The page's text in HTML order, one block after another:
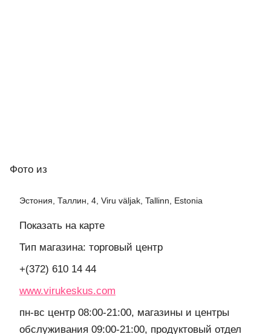
Фото из
Эстония, Таллин, 4, Viru väljak, Tallinn, Estonia
Показать на карте
Тип магазина: торговый центр
+(372) 610 14 44
www.virukeskus.com
пн-вс центр 08:00-21:00, магазины и центры
обслуживания 09:00-21:00, продуктовый отдел